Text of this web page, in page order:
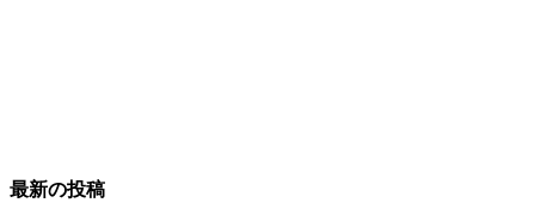
最新の投稿